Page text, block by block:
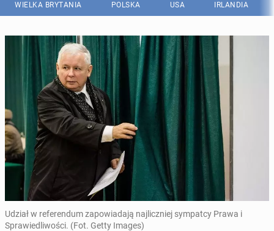
WIELKA BRYTANIA POLSKA USA IRLANDIA
Udział w referendum zapowiadają najliczniej sympatcy Prawa i
Sprawiedliwości. (Fot. Getty Images)